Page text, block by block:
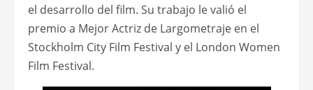
el desarrollo del film. Su trabajo le valió el
premio a Mejor Actriz de Largometraje en el
Stockholm City Film Festival y el London Women
Film Festival.